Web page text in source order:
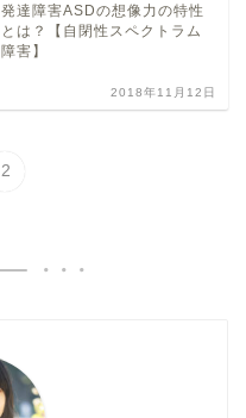
発達障害ASDの想像力の特性
とは？【自閉性スペクトラム
障害】
2018年11月12日
2